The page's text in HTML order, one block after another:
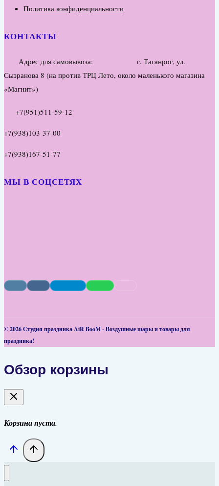
Политика конфиденциальности
КОНТАКТЫ
Адрес для самовывоза: г. Таганрог, ул.
Сызранова 8 (на против ТРЦ Лето, около маленького магазина
«Магнит»)
+7(951)511-59-12
+7(938)103-37-00
+7(938)167-51-77
МЫ В СОЦСЕТЯХ
© 2026 Студия праздника AiR BooM - Воздушные шары и товары для
праздника!
Обзор корзины
Корзина пуста.